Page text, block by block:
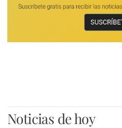
Noticias de hoy